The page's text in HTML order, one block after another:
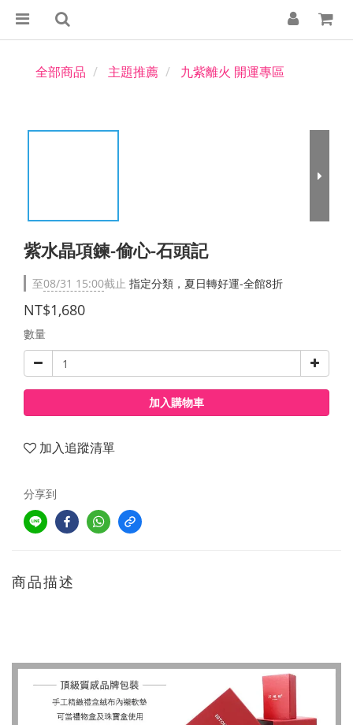
全部商品 主題推薦 九紫離火 開運專區
紫水晶項鍊-偷心-石頭記
至08/31 15:00截止 指定分類，夏日轉好運-全館8折
NT$1,680
數量
加入購物車
加入追蹤清單
分享到
商品描述